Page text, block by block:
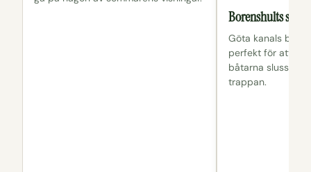
Borenshults
Göta kanals
perfekt för att ta
båtarna slussar
trappan.